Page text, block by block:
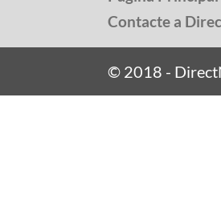
Contacte a
© 2018 -